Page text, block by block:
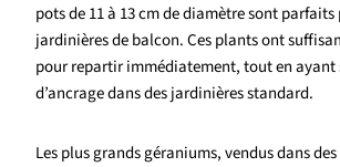
pots de 11 à 13 cm de diamètre sont
jardinières de balcon. Ces plants ont
pour repartir immédiatement, tout en
d’ancrage dans des jardinières standard.
Les plus grands géraniums, vendus dans